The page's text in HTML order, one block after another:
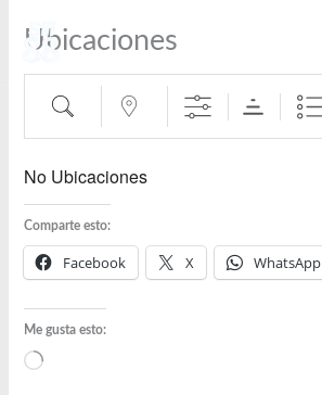
contenido
Ubicaciones
No Ubicaciones
Comparte esto:
Facebook X WhatsApp
Me gusta esto:
Cargando...